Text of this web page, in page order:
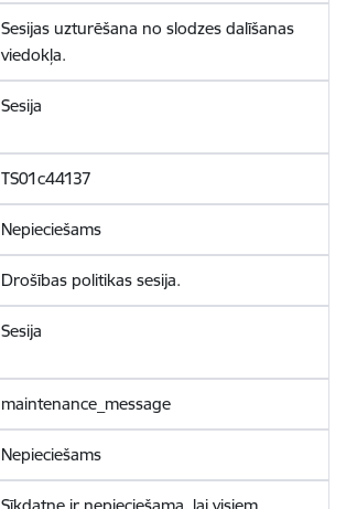
Sesijas uzturēšana no slodzes dalīšanas
viedokļa.
Sesija
TS01c44137
Nepieciešams
Drošības politikas sesija.
Sesija
maintenance_message
Nepieciešams